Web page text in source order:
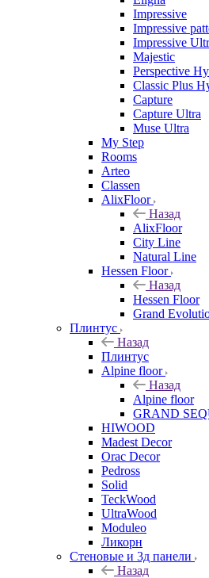
Impressive
Impressive
Impressive
Majestic
Perspective
Classic Plus
Capture
Capture Ultra
Muse Ultra
My Step
Rooms
Arteo
Classen
AlixFloor
Назад
AlixFloor
City Line
Natural Line
Hessen Floor
Назад
Hessen Floor
Grand
Плинтус
Назад
Плинтус
Alpine floor
Назад
Alpine floor
GRAND
HIWOOD
Madest Decor
Orac Decor
Pedross
Solid
TeckWood
UltraWood
Moduleo
Ликорн
Стеновые и 3д панели
Назад